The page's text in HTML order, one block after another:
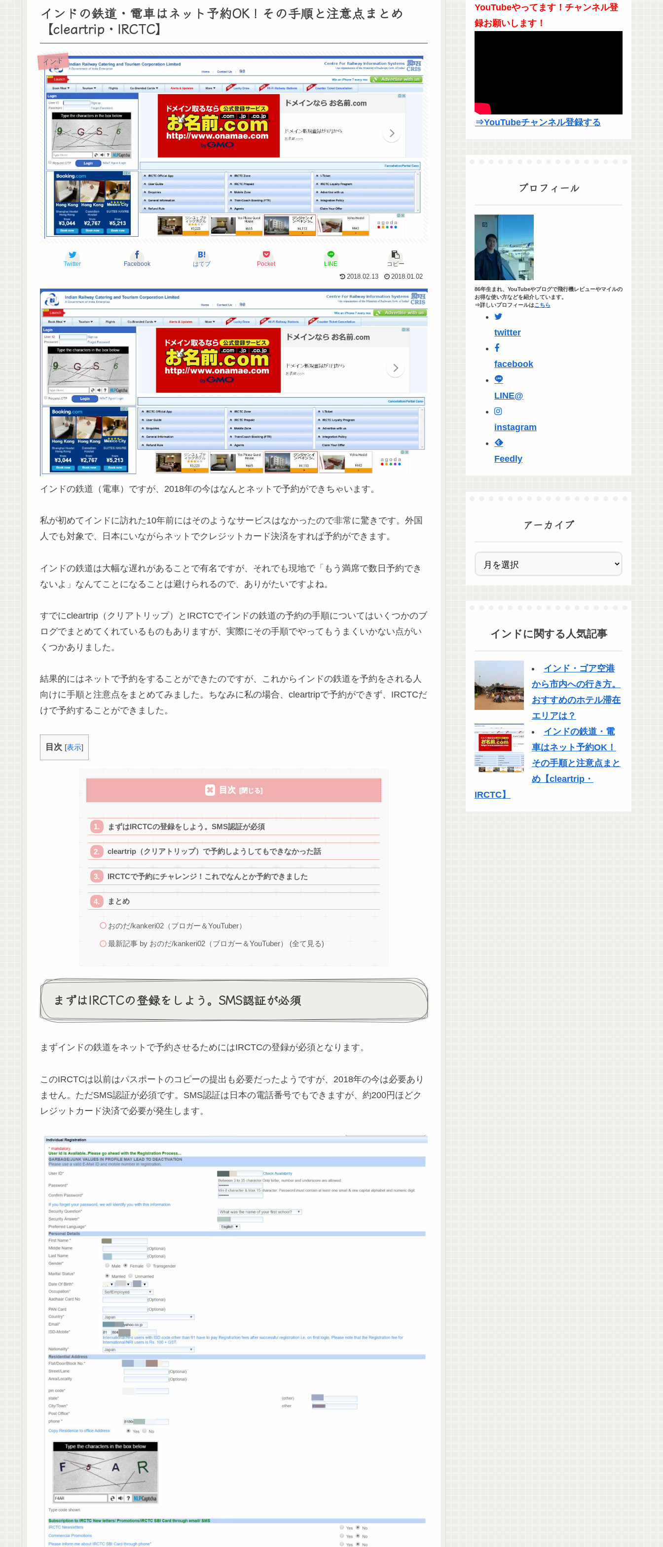
インドの鉄道・電車はネット予約OK！その手順と注意点まとめ
【cleartrip・IRCTC】
インド
Twitter Facebook はてブ Pocket LINE
コピー
2018.02.13
2018.01.02
インドの鉄道（電車）ですが、2018年の今はなんとネットで予約ができちゃいます。
私が初めてインドに訪れた10年前にはそのようなサービスはなかったので非常に驚きです。外国
人でも対象で、日本にいながらネットでクレジットカード決済をすれば予約ができます。
インドの鉄道は大幅な遅れがあることで有名ですが、それでも現地で「もう満席で数日予約でき
ないよ」なんてことになることは避けられるので、ありがたいですよね。
すでにcleartrip（クリアトリップ）とIRCTCでインドの鉄道の予約の手順についてはいくつかのブ
ログでまとめてくれているものもありますが、実際にその手順でやってもうまくいかない点がい
くつかありました。
結果的にはネットで予約をすることができたのですが、これからインドの鉄道を予約をされる人
向けに手順と注意点をまとめてみました。ちなみに私の場合、cleartripで予約ができず、IRCTCだ
けで予約することができました。
目次 [表示]
目次
まずはIRCTCの登録をしよう。SMS認証が必須
cleartrip（クリアトリップ）で予約しようしてもできなかった話
IRCTCで予約にチャレンジ！これでなんとか予約できました
まとめ
おのだ/kankeri02（ブロガー＆YouTuber）
最新記事 by おのだ/kankeri02（ブロガー＆YouTuber） (全て見る)
まずはIRCTCの登録をしよう。SMS認証が必須
まずインドの鉄道をネットで予約させるためにはIRCTCの登録が必須となります。
このIRCTCは以前はパスポートのコピーの提出も必要だったようですが、2018年の今は必要あり
ません。ただSMS認証が必須です。SMS認証は日本の電話番号でもできますが、約200円ほどク
レジットカード決済で必要が発生します。
YouTubeやってます！チャンネル登
録お願いします！
⇒YouTubeチャンネル登録する
プロフィール
86年生まれ、YouTubeやブログで飛行機レビューやマイルの
お得な使い方などを紹介しています。
⇒詳しいプロフィールはこちら
twitter
facebook
LINE@
instagram
Feedly
アーカイブ
インド に関する人気記事
インド・ゴア空港
から市内への行き方。
おすすめのホテル滞在
エリアは？
インドの鉄道・電
車はネット予約OK！
その手順と注意点まと
め【cleartrip・
IRCTC】